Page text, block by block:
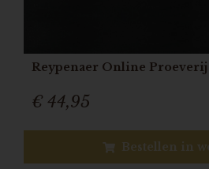
Reypenaer Online Proeverij
€ 44,95
Bestellen in